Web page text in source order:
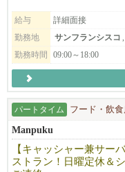
住居紹介サポートあり
◆応募要件
店長・マネージャー（管
ビザの発給も条件つきで
給与
詳細面接
勤務地
サンフランシスコ
勤務時間
09:00～18:00
パートタイム フード・飲食
Manpuku
【キャッシャー兼サー
ストラン！日曜定休＆